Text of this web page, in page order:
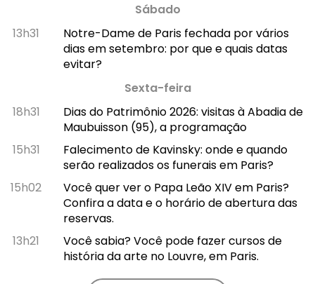
Sábado
13h31
Notre-Dame de Paris fechada por vários
dias em setembro: por que e quais datas
evitar?
Sexta-feira
18h31
Dias do Patrimônio 2026: visitas à Abadia de
Maubuisson (95), a programação
15h31
Falecimento de Kavinsky: onde e quando
serão realizados os funerais em Paris?
15h02
Você quer ver o Papa Leão XIV em Paris?
Confira a data e o horário de abertura das
reservas.
13h21
Você sabia? Você pode fazer cursos de
história da arte no Louvre, em Paris.